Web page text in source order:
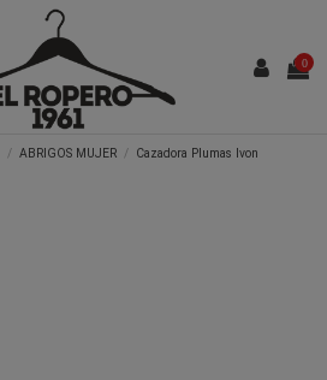
0
ABRIGOS MUJER Cazadora Plumas Ivon